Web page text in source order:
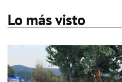
Lo más visto